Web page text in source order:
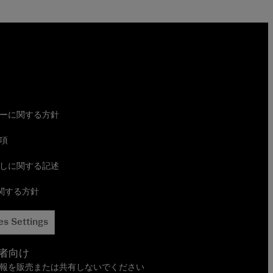
に関する方針
に関する記述
する方針
Settings
向け
を販売または共有しないでください